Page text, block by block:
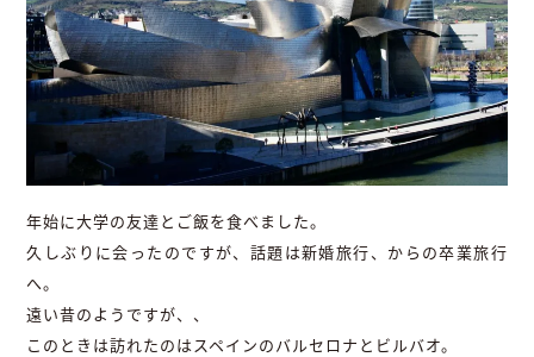
年始に大学の友達とご飯を食べました。
久しぶりに会ったのですが、話題は新婚旅行、からの卒業旅行
へ。
遠い昔のようですが、、
このときは訪れたのはスペインのバルセロナとビルバオ。